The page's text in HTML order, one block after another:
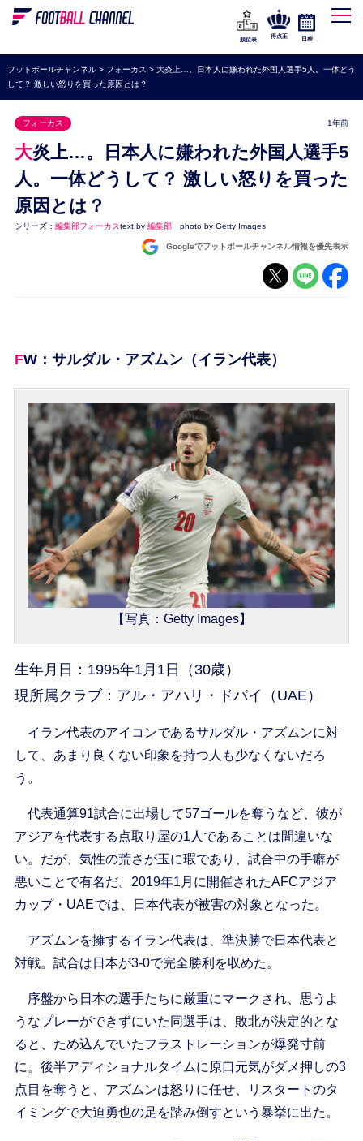
WEリーグ
海外サッカー
プレミアリーグ
ラ・リーガ
セリエA
ブンデスリーガ
UEFA
ナショナルチーム
順位表
得点王 日程
フットボールチャンネル> フォーカス > 大炎上…。日本人に嫌われた外国人選手5人。一体どう
して？ 激しい怒りを買った原因とは？
フォーカス 1年前
大炎上…。日本人に嫌われた外国人選手5
人。一体どうして？ 激しい怒りを買った
原因とは？
シリーズ： 編集部フォーカスtext by 編集部 photo by Getty Images
Googleでフットボールチャンネル情報を優先表示
FW：サルダル・アズムン（イラン代表）
【写真：Getty Images】
生年月日：1995年1月1日（30歳）
現所属クラブ：アル・アハリ・ドバイ（UAE）
イラン代表のアイコンであるサルダル・アズムンに対
して、あまり良くない印象を持つ人も少なくないだろ
う。
代表通算91試合に出場して57ゴールを奪うなど、彼が
アジアを代表する点取り屋の1人であることは間違いな
い。だが、気性の荒さが玉に瑕であり、試合中の手癖が
悪いことで有名だ。2019年1月に開催されたAFCアジア
カップ・UAEでは、日本代表が被害の対象となった。
アズムンを擁するイラン代表は、準決勝で日本代表と
対戦。試合は日本が3-0で完全勝利を収めた。
序盤から日本の選手たちに厳重にマークされ、思うよ
うなプレーができずにいた同選手は、敗北が決定的とな
ると、ため込んでいたフラストレーションが爆発寸前
に。後半アディショナルタイムに原口元気がダメ押しの3
点目を奪うと、アズムンは怒りに任せ、リスタートのタ
イミングで大迫勇也の足を踏み倒すという暴挙に出た。